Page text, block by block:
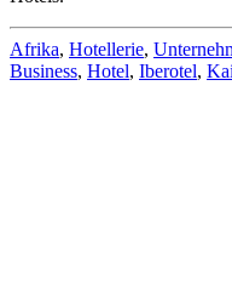
Afrika, Hotellerie,
Business, Hotel, Iberotel,